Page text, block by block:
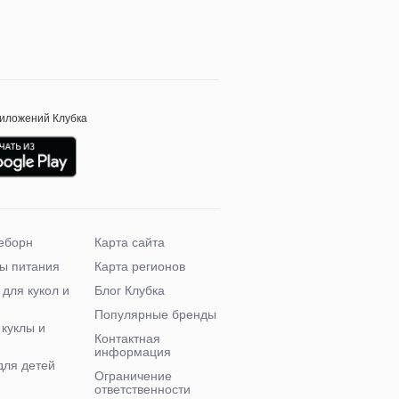
Клубка
питания
кукол и
и
детей
Карта сайта
Карта регионов
Блог Клубка
Популярные бренды
Контактная
информация
Ограничение
ответственности